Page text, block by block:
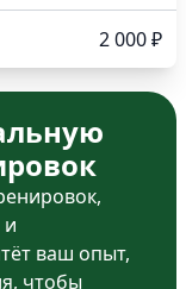
2 000 ₽
ваш опыт,
чтобы